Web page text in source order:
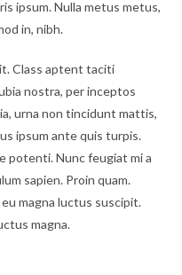
ipsum. Nulla metus metus,
in, nibh.
Class aptent taciti
nostra, per inceptos
urna non tincidunt mattis,
ipsum ante quis turpis.
potenti. Nunc feugiat mi a
sapien. Proin quam.
magna luctus suscipit.
magna.